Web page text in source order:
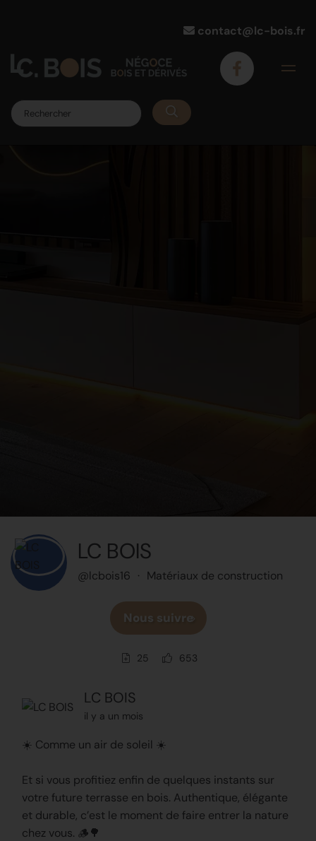
contact@lc-bois.fr
LC BOIS
@lcbois16 · Matériaux de construction
Nous suivre
25 653
LC BOIS
il y a un mois
☀️ Comme un air de soleil ☀️
Et si vous profitiez enfin de quelques instants sur
votre future terrasse en bois. Authentique, élégante
et durable, c’est le moment de faire entrer la nature
chez vous. 🪵🌳